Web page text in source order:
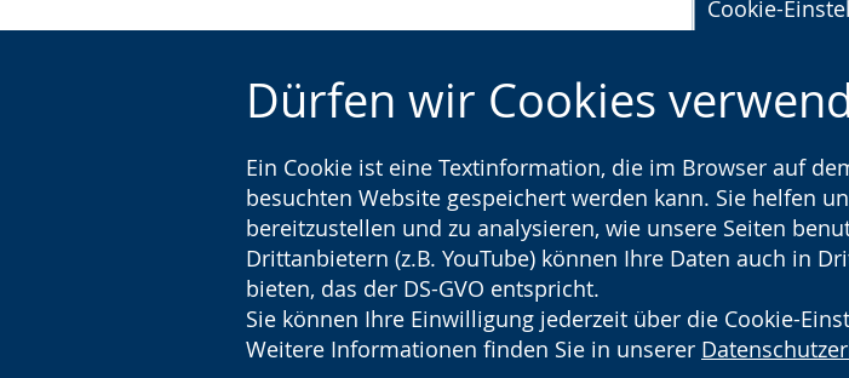
Cookie-
Dürfen wir Cookies
Ein Cookie ist eine Textinformation, die im Browser auf
besuchten Website gespeichert werden kann. Sie helfen
bereitzustellen und zu analysieren, wie unsere Seiten
Drittanbietern (z.B. YouTube) können Ihre Daten auch in
bieten, das der DS-GVO entspricht.
Sie können Ihre Einwilligung jederzeit über die Cookie-
Weitere Informationen finden Sie in unserer